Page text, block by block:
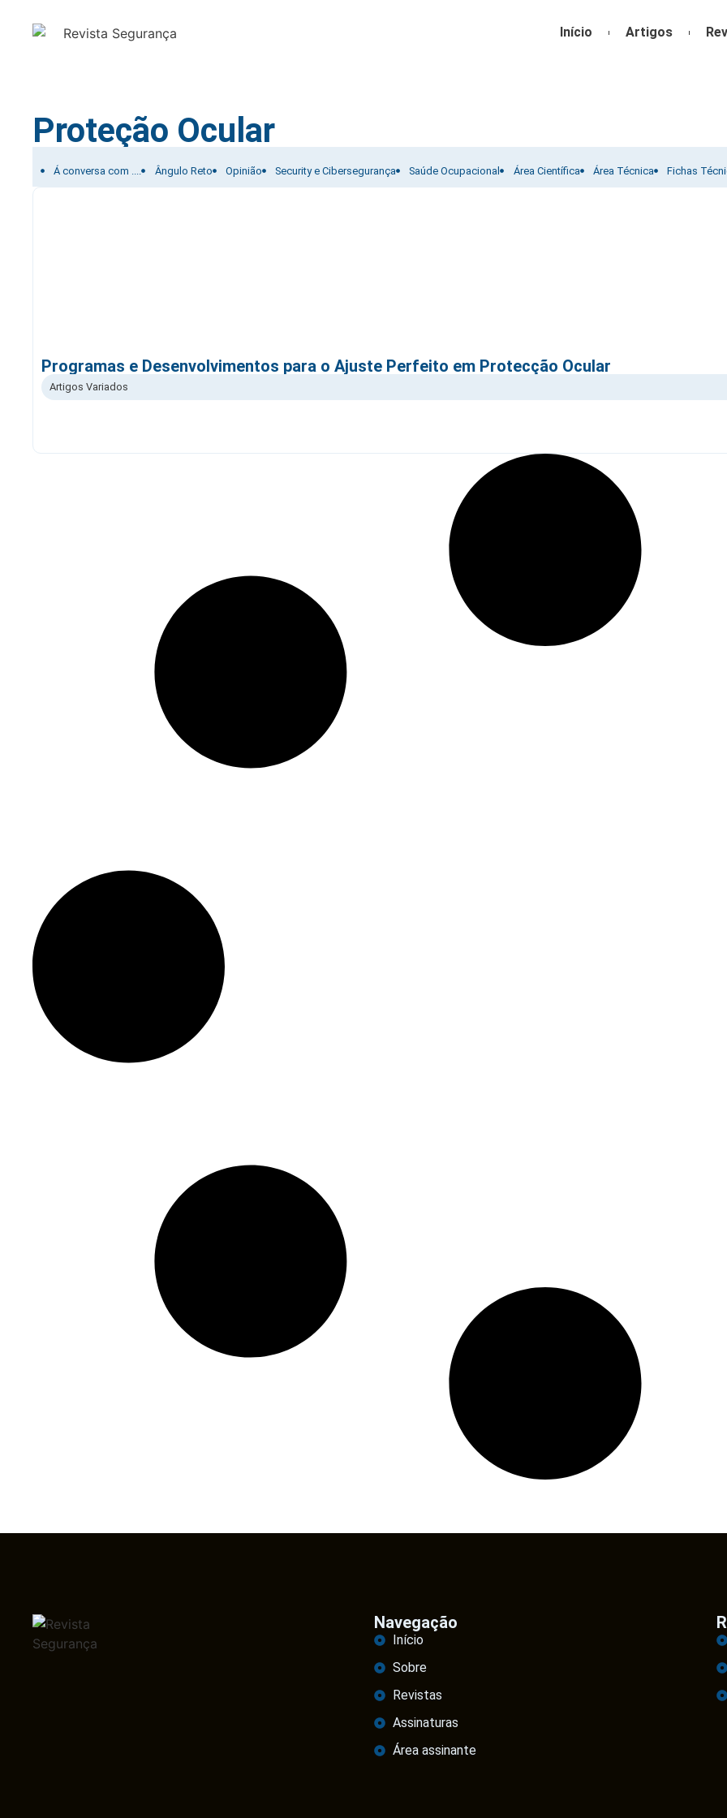
Início Artigos
Proteção Ocular
Filtrar por:
Á conversa com .... Ângulo Reto Opinião Security e Cibersegurança Saúde Ocupacional Área Científica Área Técnica Fichas
Programas e Desenvolvimentos para o Ajuste Perfeito em Protecção Ocular
Artigos Variados
Navegação
Início
Sobre
Revistas
Assinaturas
Área assinante